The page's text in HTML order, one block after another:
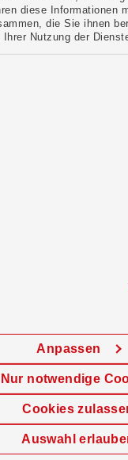
diese Informationen
die Sie ihnen
Nutzung der
Cookies
Anpassen
Auswahl
Nur notwendige